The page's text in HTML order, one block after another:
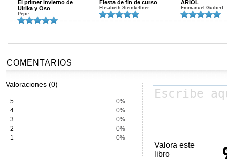
El primer invierno de
Ulrika y Oso
Pepe
Fiesta de fin de curso
Elisabeth Steinkellner
ARIOL
Emmanuel Guibert
COMENTARIOS
Valoraciones (0)
5
0%
4
0%
3
0%
2
0%
1
0%
Valora este
libro